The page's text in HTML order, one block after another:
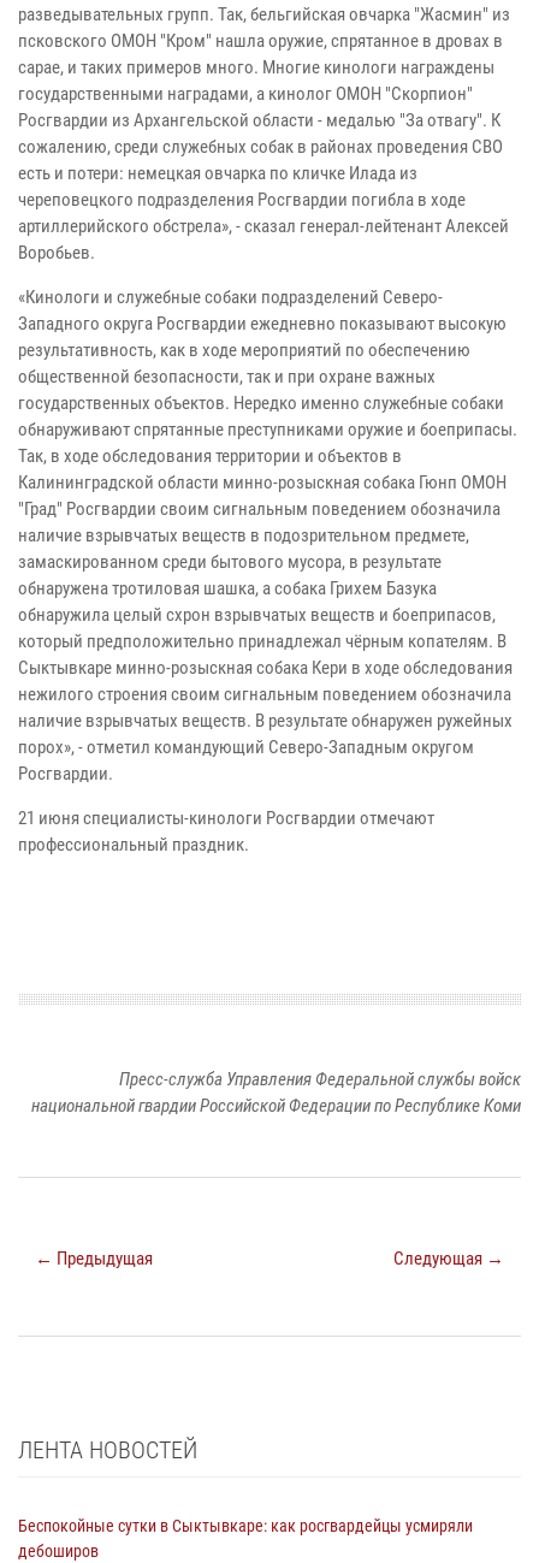
разведывательных групп. Так, бельгийская овчарка "Жасмин" из
псковского ОМОН "Кром" нашла оружие, спрятанное в дровах в
сарае, и таких примеров много. Многие кинологи награждены
государственными наградами, а кинолог ОМОН "Скорпион"
Росгвардии из Архангельской области - медалью "За отвагу". К
сожалению, среди служебных собак в районах проведения СВО
есть и потери: немецкая овчарка по кличке Илада из
череповецкого подразделения Росгвардии погибла в ходе
артиллерийского обстрела», - сказал генерал-лейтенант Алексей
Воробьев.
«Кинологи и служебные собаки подразделений Северо-
Западного округа Росгвардии ежедневно показывают высокую
результативность, как в ходе мероприятий по обеспечению
общественной безопасности, так и при охране важных
государственных объектов. Нередко именно служебные собаки
обнаруживают спрятанные преступниками оружие и боеприпасы.
Так, в ходе обследования территории и объектов в
Калининградской области минно-розыскная собака Гюнп ОМОН
"Град" Росгвардии своим сигнальным поведением обозначила
наличие взрывчатых веществ в подозрительном предмете,
замаскированном среди бытового мусора, в результате
обнаружена тротиловая шашка, а собака Грихем Базука
обнаружила целый схрон взрывчатых веществ и боеприпасов,
который предположительно принадлежал чёрным копателям. В
Сыктывкаре минно-розыскная собака Кери в ходе обследования
нежилого строения своим сигнальным поведением обозначила
наличие взрывчатых веществ. В результате обнаружен ружейных
порох», - отметил командующий Северо-Западным округом
Росгвардии.
21 июня специалисты-кинологи Росгвардии отмечают
профессиональный праздник.
Пресс-служба Управления Федеральной службы войск
национальной гвардии Российской Федерации по Республике Коми
← Предыдущая Следующая →
ЛЕНТА НОВОСТЕЙ
Беспокойные сутки в Сыктывкаре: как росгвардейцы усмиряли
дебоширов